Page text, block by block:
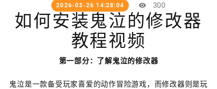
2026-03-26 14:28:04 300
如何安装鬼泣的修改器
教程视频
第一部分：了解鬼泣的修改器
鬼泣是一款备受玩家喜爱的动作冒险游戏，而修改器则是玩